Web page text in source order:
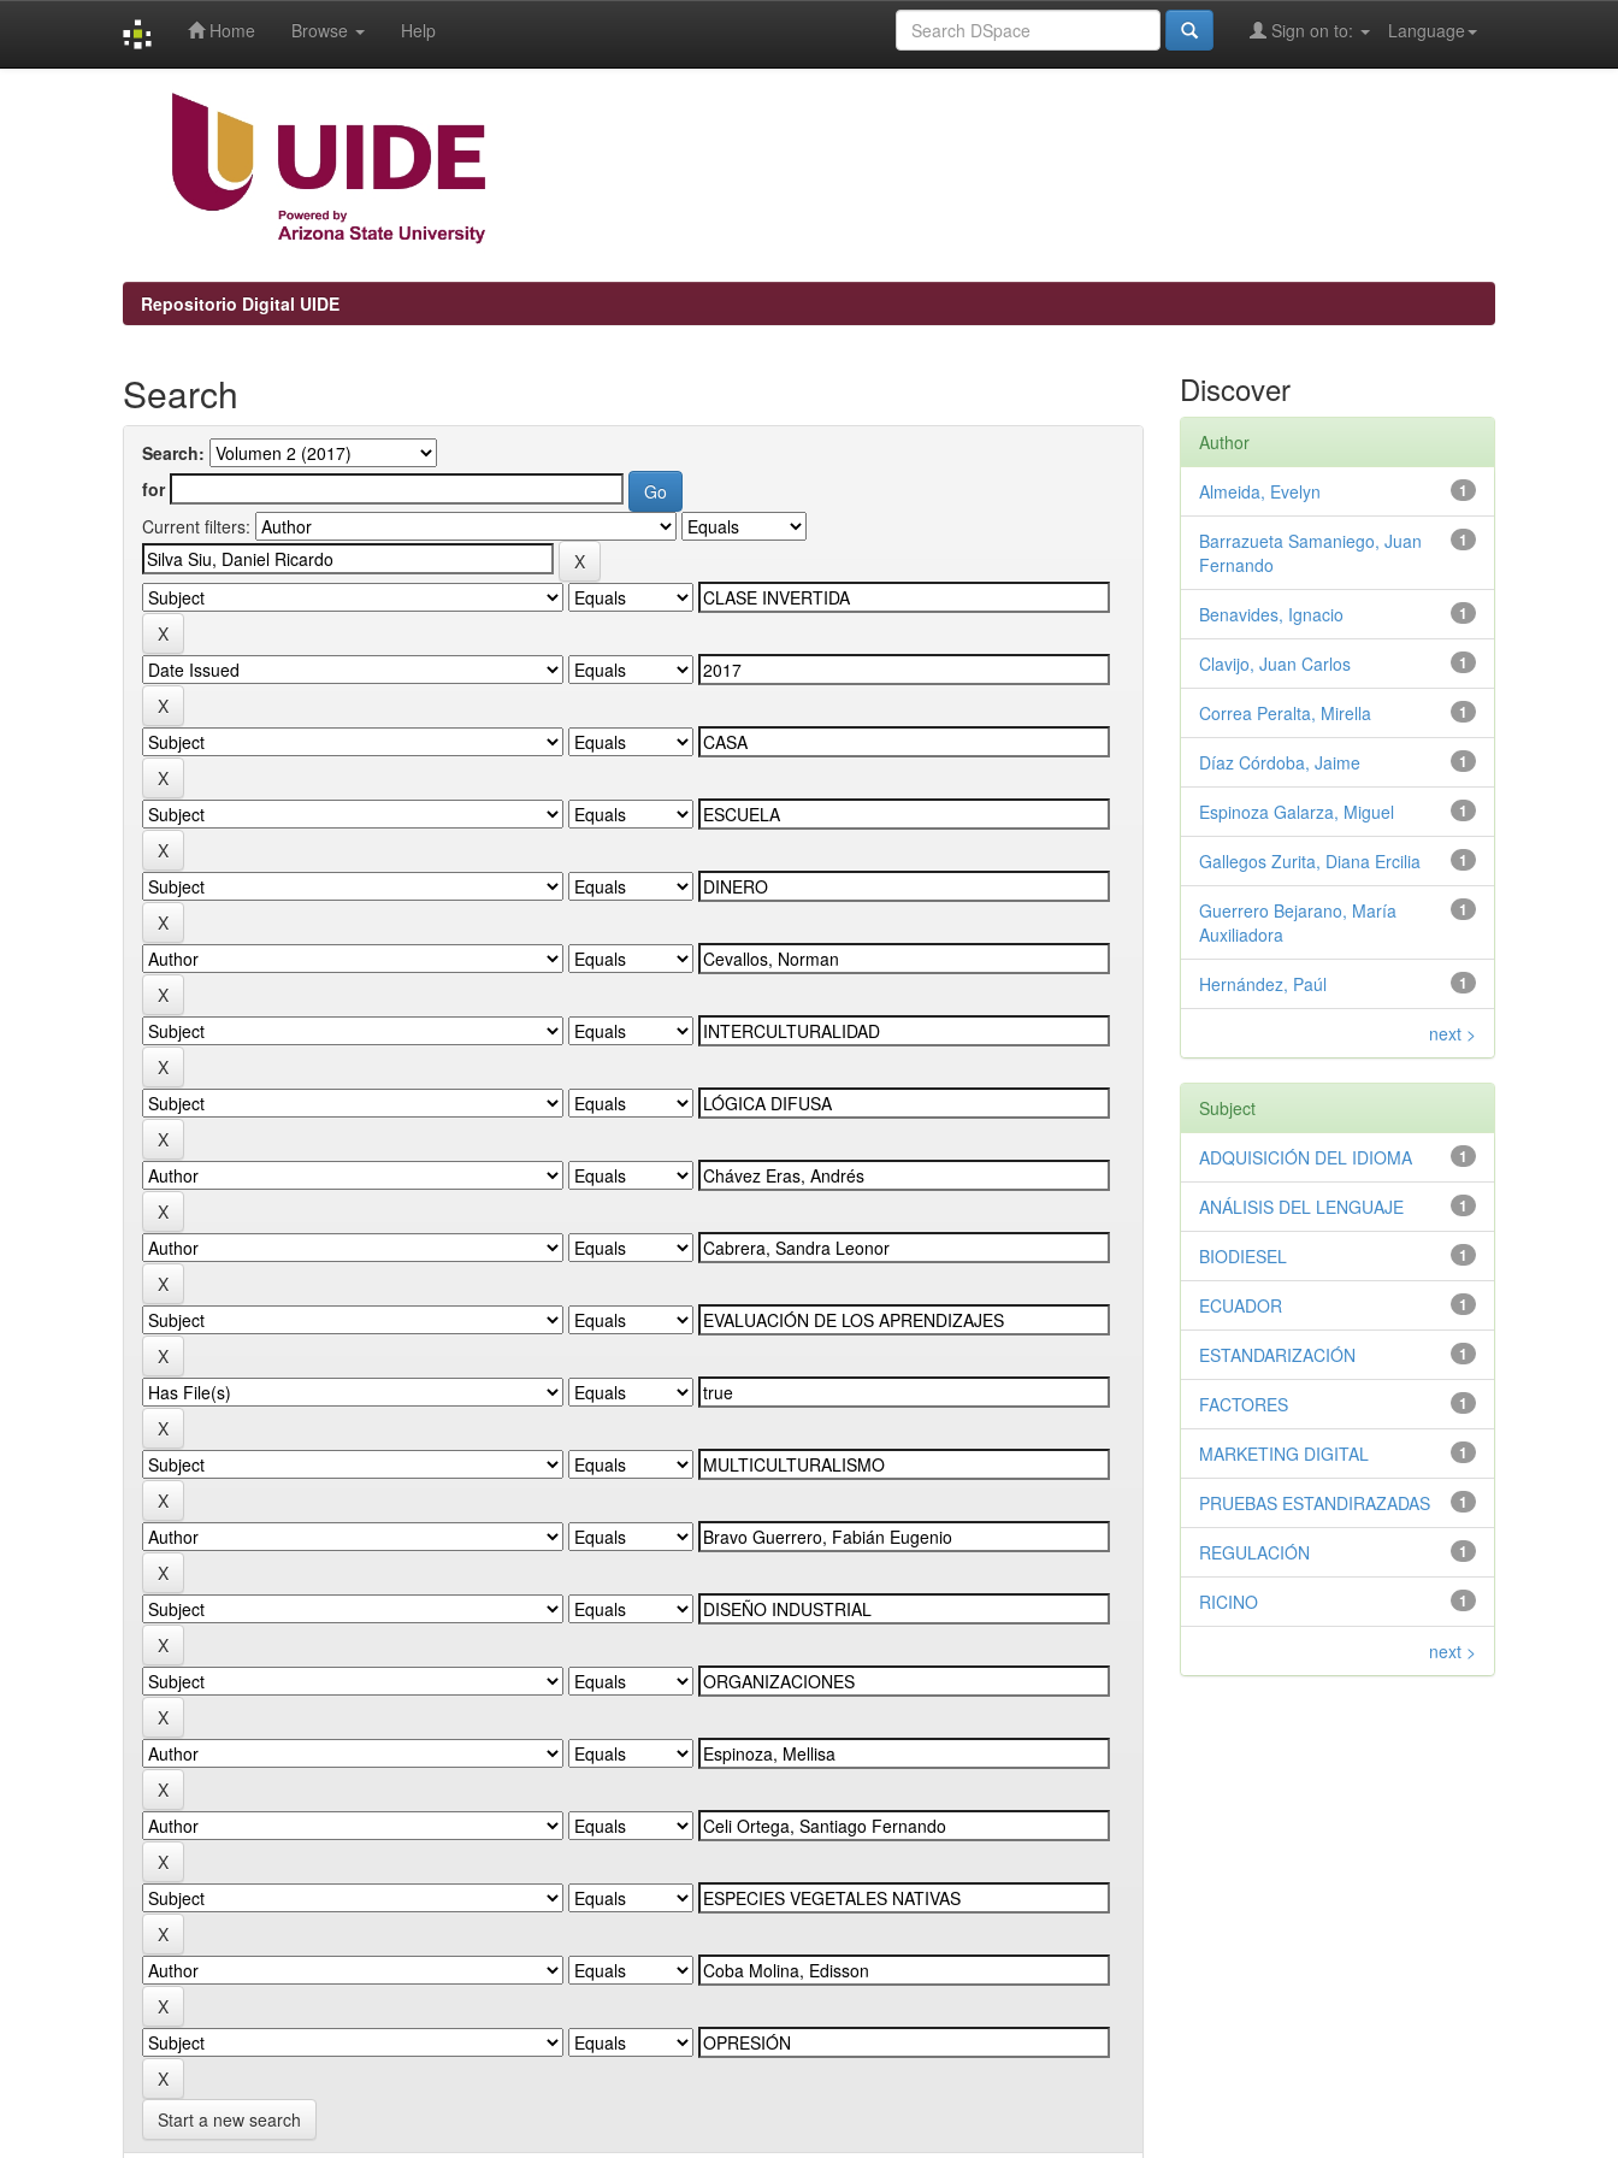
Home Browse Help Language
Sign on to:
Repositorio Digital UIDE
Search
Search:
for
Current filters:
Start a new search
Discover
Author
1
Almeida, Evelyn
1
Barrazueta Samaniego, Juan
Fernando
1
Benavides, Ignacio
1
Clavijo, Juan Carlos
1
Correa Peralta, Mirella
1
Díaz Córdoba, Jaime
1
Espinoza Galarza, Miguel
1
Gallegos Zurita, Diana Ercilia
1
Guerrero Bejarano, María
Auxiliadora
1
Hernández, Paúl
next >
Subject
1
ADQUISICIÓN DEL IDIOMA
1
ANÁLISIS DEL LENGUAJE
1
BIODIESEL
1
ECUADOR
1
ESTANDARIZACIÓN
1
FACTORES
1
MARKETING DIGITAL
1
PRUEBAS ESTANDIRAZADAS
1
REGULACIÓN
1
RICINO
next >